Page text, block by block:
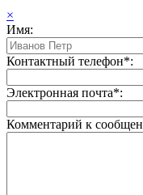
×
Имя:
Контактный телефон*:
Электронная почта*:
Комментарий к